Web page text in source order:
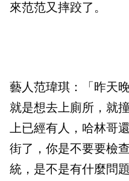
來范范又摔跤了。
藝人范瑋琪：「昨天
就是想去上廁所，就
上已經有人，哈林哥
街了，你是不要要檢
統，是不是有什麼問題